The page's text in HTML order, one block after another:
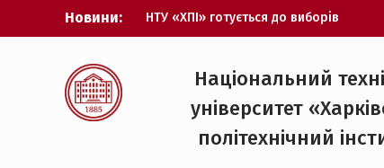
Новини:
НТУ «ХПІ» готується до виборів
ректора
Всеукраїнський фестиваль «Червона
ХПІ уклав угоду про партнерство з
ДержНДІ технологій кібербезпеки
Випускник ХПІ став
Національний
університет
політехнічний